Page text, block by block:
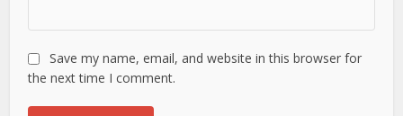
Save my name, email, and website in this browser for
the next time I comment.